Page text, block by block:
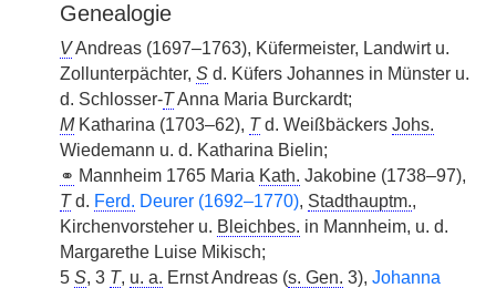
Genealogie
VAndreas (1697–1763), Küfermeister, Landwirt u.
Zollunterpächter, S d. Küfers Johannes in Münster u.
d. Schlosser-TAnna Maria Burckardt;
MKatharina (1703–62), Td. Weißbäckers Johs.
Wiedemann u. d. Katharina Bielin;
⚭ Mannheim 1765 Maria Kath. Jakobine (1738–97),
Td. Ferd. Deurer (1692–1770), Stadthauptm.,
Kirchenvorsteher u. Bleichbes. in Mannheim, u. d.
Margarethe Luise Mikisch;
5 S, 3 T, u. a. Ernst Andreas (s. Gen. 3), Johanna